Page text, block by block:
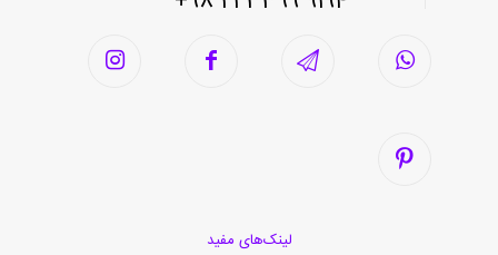
لینک‌های مفید